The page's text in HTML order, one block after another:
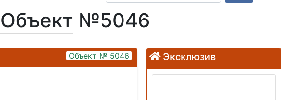
Объект №5046
Объект № 5046 Эксклюзив